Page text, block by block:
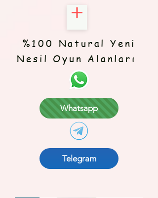
%100 Natural Yeni
Nesil Oyun Alanları
Telegram
Whatsapp